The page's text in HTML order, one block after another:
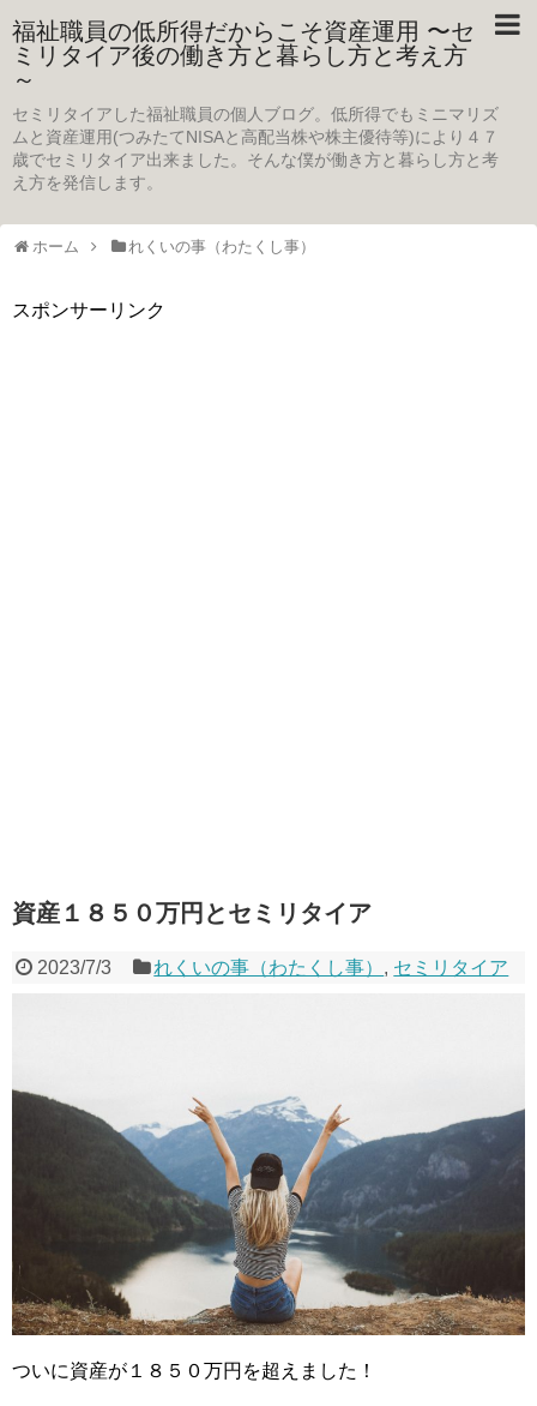
福祉職員の低所得だからこそ資産運用 〜セ
ミリタイア後の働き方と暮らし方と考え方
～
セミリタイアした福祉職員の個人ブログ。低所得でもミニマリズ
ムと資産運用(つみたてNISAと高配当株や株主優待等)により４７
歳でセミリタイア出来ました。そんな僕が働き方と暮らし方と考
え方を発信します。
ホーム れくいの事（わたくし事）
スポンサーリンク
資産１８５０万円とセミリタイア
2023/7/3 れくいの事（わたくし事） , セミリタイア
ついに資産が１８５０万円を超えました！